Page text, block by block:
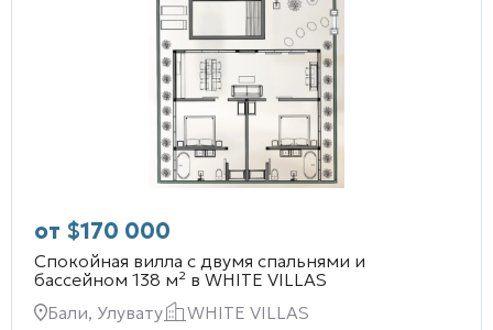
от $170 000
Спокойная вилла с двумя спальнями и
бассейном 138 м² в WHITE VILLAS
Бали, Улувату
WHITE VILLAS